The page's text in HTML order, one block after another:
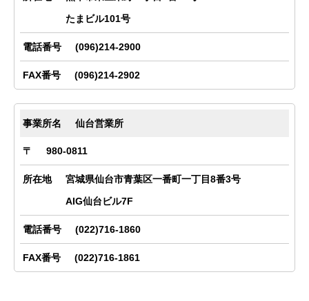
たまビル101号
(096)214-2900
(096)214-2902
仙台営業所
980-0811
宮城県仙台市青葉区一番町一丁目8番3号
AIG仙台ビル7F
(022)716-1860
(022)716-1861